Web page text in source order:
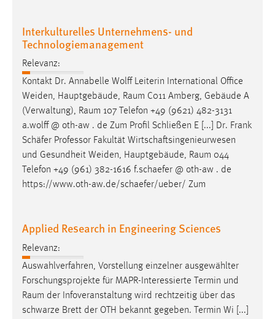
Interkulturelles Unternehmens- und
Technologiemanagement
Relevanz:
Kontakt Dr. Annabelle Wolff Leiterin International Office
Weiden, Hauptgebäude, Raum C011 Amberg, Gebäude A
(Verwaltung), Raum 107 Telefon +49 (9621) 482-3131
a.wolff @ oth-aw . de Zum Profil Schließen E [...] Dr. Frank
Schäfer Professor Fakultät Wirtschaftsingenieurwesen
und Gesundheit Weiden, Hauptgebäude, Raum 044
Telefon +49 (961) 382-1616 f.schaefer @ oth-aw . de
https://www.oth-aw.de/schaefer/ueber/ Zum
Applied Research in Engineering Sciences
Relevanz:
Auswahlverfahren, Vorstellung einzelner ausgewählter
Forschungsprojekte für MAPR-Interessierte Termin und
Raum der Infoveranstaltung wird rechtzeitig über das
schwarze Brett der OTH bekannt gegeben. Termin Wi [...]